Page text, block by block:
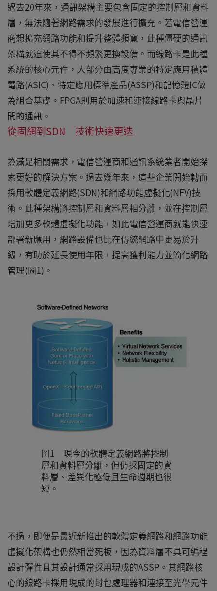
過去20年來，通訊架構主要包含固定的控制層和資料
層，無法隨著網路需求的發展進行擴充。若電信營運
商想擴充網路功能和提升整體頻寬，此種僵硬的通訊
架構就迫使其不得不頻繁更換設備。而線路卡是此種
系統的核心元件，大部分由高度專業的特定應用積體
電路(ASIC)、特定應用標準產品(ASSP)和記憶體IC做
為組合基礎。FPGA則用於加速和連接線路卡與晶片
間的通訊。
從固網到SDN 技術快速更迭
為滿足相關需求，電信營運商和通訊系統業者開始探
索更好的解決方案。過去幾年來，這些企業開始轉而
採用軟體定義網路(SDN)和網路功能虛擬化(NFV)技
術。此種架構將控制層和資料層相分離，並在控制層
增加更多軟體虛擬化功能，如此電信營運商就能快速
部署新應用，網路設備也比在傳統網路中更易於升
級，有助於延長使用年限，提高獲利能力並簡化網路
管理(圖1)。
圖1 現今的軟體定義網路將控制
層和資料層分離，但仍採固定的資
料層、差異化極低且生命週期也很
短。
不過，即便是最近新推出的軟體定義網路和網路功能
虛擬化架構也仍然相當死板，因為資料層不具可編程
設計彈性且其設計通常採用現成的ASSP。其網路核
心的線路卡採用現成的封包處理器和連接至光學元件